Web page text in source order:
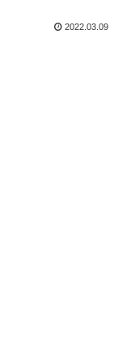
2022.03.09